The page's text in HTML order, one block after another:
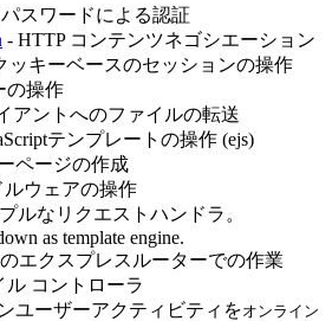
スワードによる認証
- HTTP コンテンツネゴシエーション
ッキーベースのセッションの操作
の操作
アントへのファイルの転送
テンプレートの操作 (ejs)
ページの作成
ウェアの操作
ルなリクエストハンドラ。
as template engine.
エクスプレスルーターでの作業
コントローラ
ユーザーアクティビティをオンライン